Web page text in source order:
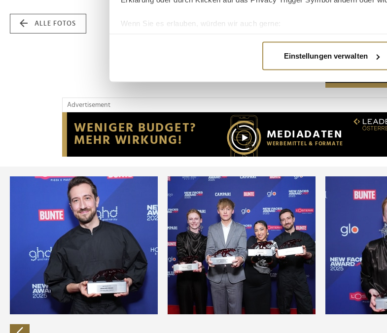
Wenn Sie es erlauben, würden wir auch gerne:
Erfahren Sie mehr darüber, wie Ihre persönlichen Daten verarbeitet werden,
Wir verwenden Cookies, um Inhalte und Anzeigen zu personalisieren,
Website an unsere Partner für soziale Medien, Werbung und Analysen
möglicherweise mit weiteren Daten zusammen, die Sie ihnen bereitgestellt
der Dienste gesammelt haben.
Einstellungen verwalten
ALLE FOTOS
Advertisement